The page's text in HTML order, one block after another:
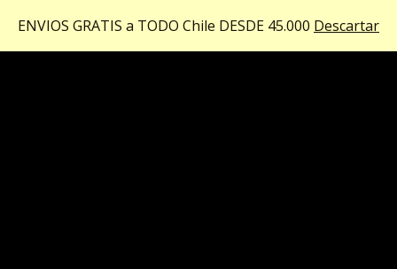
ENVIOS GRATIS a TODO Chile DESDE 45.000 Descartar